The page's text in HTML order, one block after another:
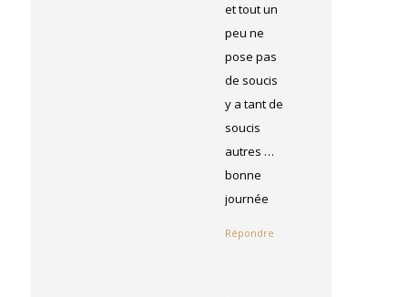
et tout un
peu ne
pose pas
de soucis
y a tant de
soucis
autres …
bonne
journée
Répondre